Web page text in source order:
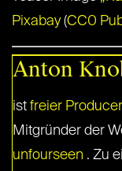
Pixabay(CC0
Anton
ist freier
Mitgründer der
unfourseen . Zu